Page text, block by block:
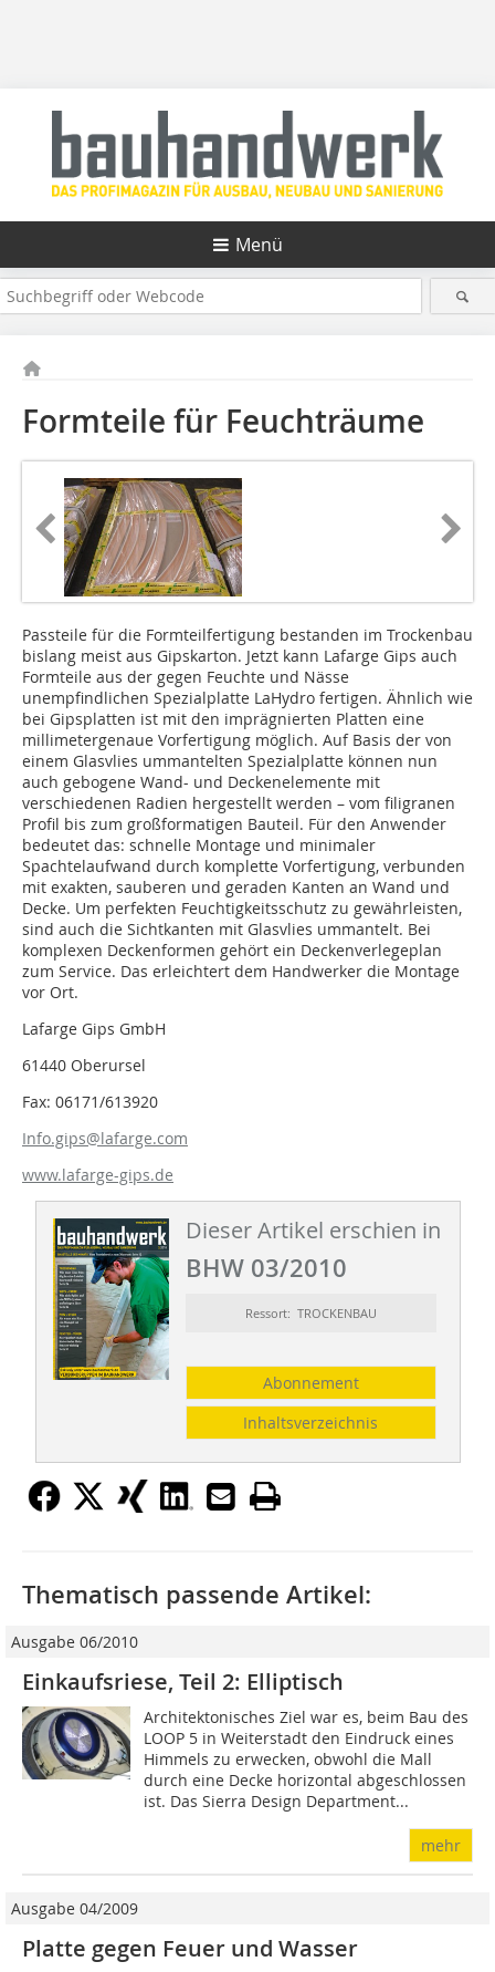
Menü
Formteile für Feuchträume
Passteile für die Formteilfertigung bestanden im Trockenbau
bislang meist aus Gipskarton. Jetzt kann Lafarge Gips auch
Formteile aus der gegen Feuchte und Nässe
unempfindlichen Spezialplatte LaHydro fertigen. Ähnlich wie
bei Gipsplatten ist mit den imprägnierten Platten eine
millimetergenaue Vorfertigung möglich. Auf Basis der von
einem Glasvlies ummantelten Spezialplatte können nun
auch gebogene Wand- und Deckenelemente mit
verschiedenen Radien hergestellt werden – vom filigranen
Profil bis zum großformatigen Bauteil. Für den Anwender
bedeutet das: schnelle Montage und minimaler
Spachtelaufwand durch komplette Vorfertigung, verbunden
mit exakten, sauberen und geraden Kanten an Wand und
Decke. Um perfekten Feuchtigkeitsschutz zu gewährleisten,
sind auch die Sichtkanten mit Glasvlies ummantelt. Bei
komplexen Deckenformen gehört ein Deckenverlegeplan
zum Service. Das erleichtert dem Handwerker die Montage
vor Ort.
Lafarge Gips GmbH
61440 Oberursel
Fax: 06171/613920
Info.gips@lafarge.com
www.lafarge-gips.de
Dieser Artikel erschien in
BHW 03/2010
Ressort: TROCKENBAU
Abonnement
Inhaltsverzeichnis
Thematisch passende Artikel:
Ausgabe 06/2010
Einkaufsriese, Teil 2: Elliptisch
Architektonisches Ziel war es, beim Bau des
LOOP 5 in Weiterstadt den Eindruck eines
Himmels zu erwecken, obwohl die Mall
durch eine Decke horizontal abgeschlossen
ist. Das Sierra Design Department...
mehr
Ausgabe 04/2009
Platte gegen Feuer und Wasser